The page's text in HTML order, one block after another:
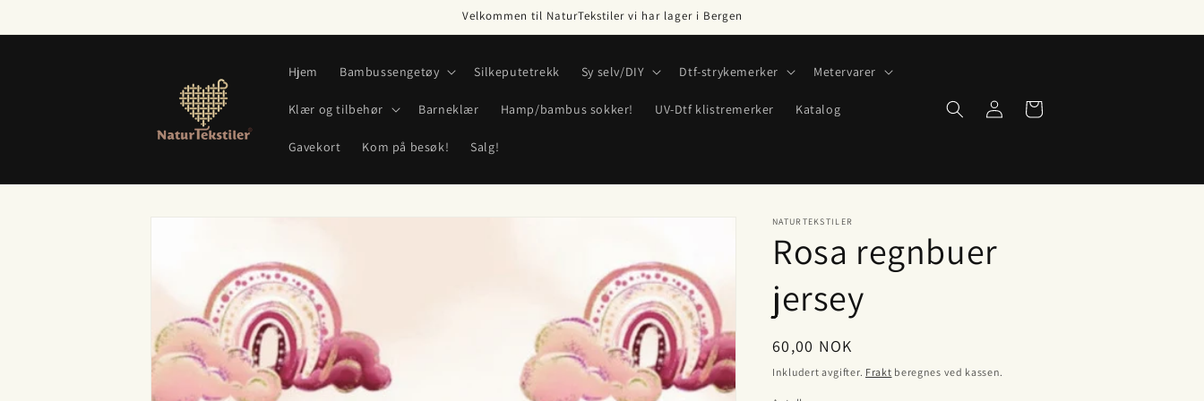
innholdet
Velkommen til NaturTekstiler vi har lager i Bergen
Hjem Bambussengetøy Silkeputetrekk Sy selv/DIY Dtf-strykemerker Metervarer
Klær og tilbehør Barneklær Hamp/bambus sokker! UV-Dtf klistremerker Katalog
Gavekort Kom på besøk! Salg!
Logg
inn
Handlekurv
NATURTEKSTILER
Rosa regnbuer
jersey
Vanlig
pris
60,00 NOK
Inkludert avgifter. Frakt beregnes ved kassen.